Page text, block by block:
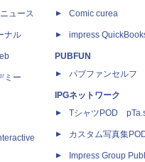
ュース
ナル
ミー
Comic curea
impress
PUBFUN
パブファンセルフ
IPGネットワーク
TシャツPOD
カスタム写真集
Impress Group